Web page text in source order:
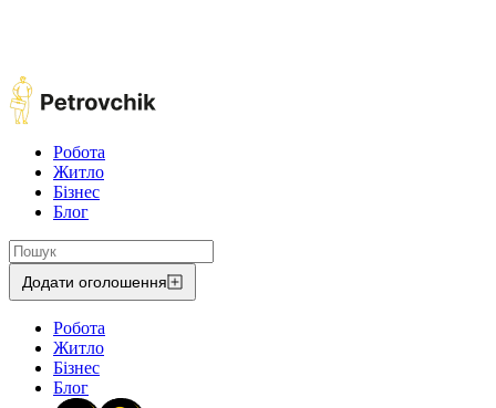
Робота
Житло
Бізнес
Блог
Додати оголошення
Робота
Житло
Бізнес
Блог